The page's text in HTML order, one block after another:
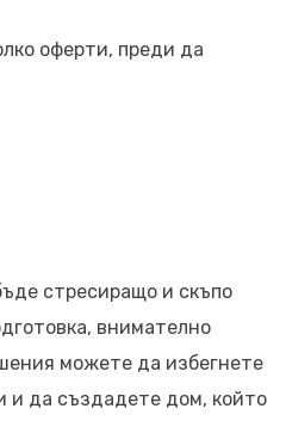
оферти, преди да
стресиращо и скъпо
внимателно
можете да избегнете
и да създадете дом, който